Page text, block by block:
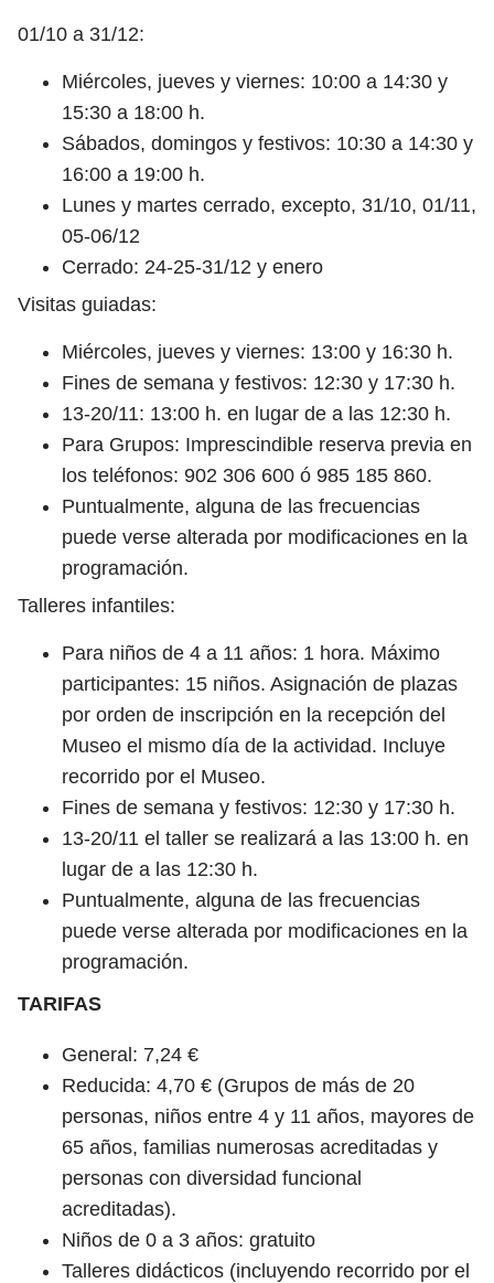
01/10 a 31/12:
Miércoles, jueves y viernes: 10:00 a 14:30 y
15:30 a 18:00 h.
Sábados, domingos y festivos: 10:30 a 14:30 y
16:00 a 19:00 h.
Lunes y martes cerrado, excepto, 31/10, 01/11,
05-06/12
Cerrado: 24-25-31/12 y enero
Visitas guiadas:
Miércoles, jueves y viernes: 13:00 y 16:30 h.
Fines de semana y festivos: 12:30 y 17:30 h.
13-20/11: 13:00 h. en lugar de a las 12:30 h.
Para Grupos: Imprescindible reserva previa en
los teléfonos: 902 306 600 ó 985 185 860.
Puntualmente, alguna de las frecuencias
puede verse alterada por modificaciones en la
programación.
Talleres infantiles:
Para niños de 4 a 11 años: 1 hora. Máximo
participantes: 15 niños. Asignación de plazas
por orden de inscripción en la recepción del
Museo el mismo día de la actividad. Incluye
recorrido por el Museo.
Fines de semana y festivos: 12:30 y 17:30 h.
13-20/11 el taller se realizará a las 13:00 h. en
lugar de a las 12:30 h.
Puntualmente, alguna de las frecuencias
puede verse alterada por modificaciones en la
programación.
TARIFAS
General: 7,24 €
Reducida: 4,70 € (Grupos de más de 20
personas, niños entre 4 y 11 años, mayores de
65 años, familias numerosas acreditadas y
personas con diversidad funcional
acreditadas).
Niños de 0 a 3 años: gratuito
Talleres didácticos (incluyendo recorrido por el